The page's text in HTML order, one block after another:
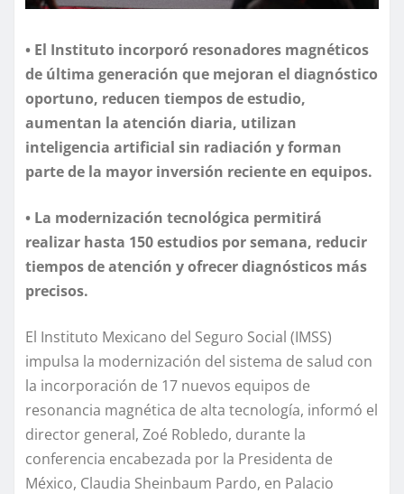
• El Instituto incorporó resonadores magnéticos
de última generación que mejoran el diagnóstico
oportuno, reducen tiempos de estudio,
aumentan la atención diaria, utilizan
inteligencia artificial sin radiación y forman
parte de la mayor inversión reciente en equipos.
• La modernización tecnológica permitirá
realizar hasta 150 estudios por semana, reducir
tiempos de atención y ofrecer diagnósticos más
precisos.
El Instituto Mexicano del Seguro Social (IMSS)
impulsa la modernización del sistema de salud con
la incorporación de 17 nuevos equipos de
resonancia magnética de alta tecnología, informó el
director general, Zoé Robledo, durante la
conferencia encabezada por la Presidenta de
México, Claudia Sheinbaum Pardo, en Palacio